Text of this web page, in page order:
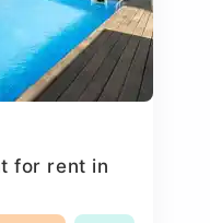
for rent in